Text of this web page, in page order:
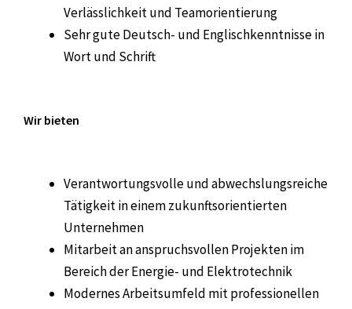
Verlässlichkeit und Teamorientierung
Sehr gute Deutsch- und Englischkenntnisse in
Wort und Schrift
Wir bieten
Verantwortungsvolle und abwechslungsreiche
Tätigkeit in einem zukunftsorientierten
Unternehmen
Mitarbeit an anspruchsvollen Projekten im
Bereich der Energie- und Elektrotechnik
Modernes Arbeitsumfeld mit professionellen